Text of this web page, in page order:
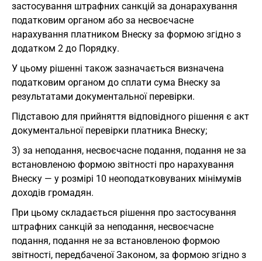
застосування штрафних санкцій за донарахування
податковим органом або за несвоєчасне
нарахування платником Внеску за формою згідно з
додатком 2 до Порядку.
У цьому рішенні також зазначається визначена
податковим органом до сплати сума Внеску за
результатами документальної перевірки.
Підставою для прийняття відповідного рішення є акт
документальної перевірки платника Внеску;
3) за неподання, несвоєчасне подання, подання не за
встановленою формою звітності про нарахування
Внеску — у розмірі 10 неоподатковуваних мінімумів
доходів громадян.
При цьому складається рішення про застосування
штрафних санкцій за неподання, несвоєчасне
подання, подання не за встановленою формою
звітності, передбаченої Законом, за формою згідно з